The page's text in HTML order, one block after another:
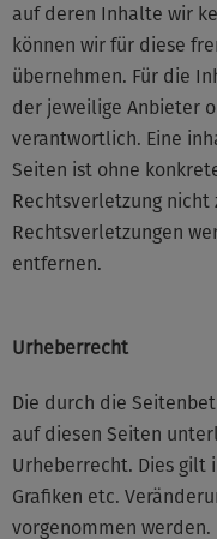
auf deren Inhalte wir
können wir für diese
übernehmen. Für die
der jeweilige Anbieter
verantwortlich. Eine
Seiten ist ohne
Rechtsverletzung nicht
Rechtsverletzungen
entfernen.
Urheberrecht
Die durch die
auf diesen Seiten
Urheberrecht. Dies gilt
Grafiken etc.
vorgenommen